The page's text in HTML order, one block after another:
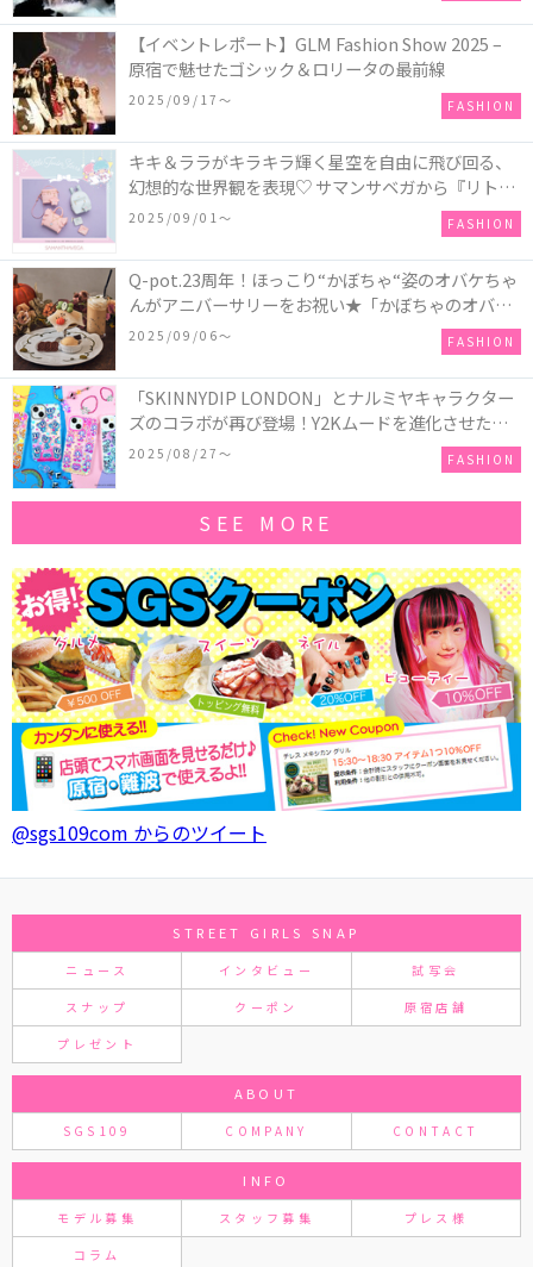
【イベントレポート】GLM Fashion Show 2025 –
原宿で魅せたゴシック＆ロリータの最前線
2025/09/17〜 FASHION
キキ＆ララがキラキラ輝く星空を自由に飛び回る、
幻想的な世界観を表現♡ サマンサベガから『リトル
ツインスターズ』50周年アニバーサリーイヤー』を
2025/09/01〜 FASHION
Q-pot.23周年！ほっこり“かぼちゃ“姿のオバケちゃ
んがアニバーサリーをお祝い★「かぼちゃのオバケ
ーキアクセサリー」が新発売！Q-pot CAFE.では
「かぼちゃのオバケーキプレート」も登場
2025/09/06〜 FASHION
「SKINNYDIP LONDON」とナルミヤキャラクター
ズのコラボが再び登場！Y2Kムードを進化させた新
作コレクションを発売♪
2025/08/27〜 FASHION
SEE MORE
@sgs109com からのツイート
STREET GIRLS SNAP
ニュース インタビュー 試写会
スナップ クーポン 原宿店舗
プレゼント
ABOUT
SGS109 COMPANY CONTACT
INFO
モデル募集 スタッフ募集 プレス様
コラム